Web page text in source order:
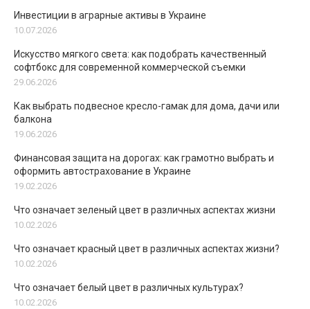
Инвестиции в аграрные активы в Украине
10.07.2026
Искусство мягкого света: как подобрать качественный
софтбокс для современной коммерческой съемки
29.06.2026
Как выбрать подвесное кресло-гамак для дома, дачи или
балкона
19.06.2026
Финансовая защита на дорогах: как грамотно выбрать и
оформить автострахование в Украине
19.02.2026
Что означает зеленый цвет в различных аспектах жизни
10.02.2026
Что означает красный цвет в различных аспектах жизни?
10.02.2026
Что означает белый цвет в различных культурах?
10.02.2026